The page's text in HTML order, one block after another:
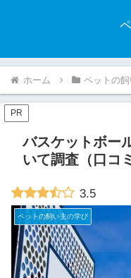
ホーム ペットの
PR
バスケットボー
いて調査（口コ
3.5
ペットの飼い主の学び